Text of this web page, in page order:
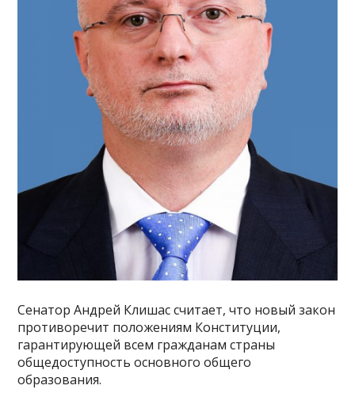
Сенатор Андрей Клишас считает, что новый закон
противоречит положениям Конституции,
гарантирующей всем гражданам страны
общедоступность основного общего
образования.